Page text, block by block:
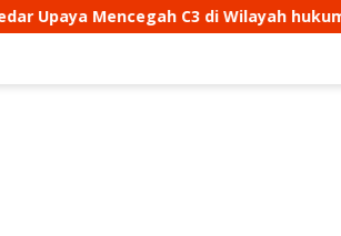
hukum Kecamatan Tanjungmedar